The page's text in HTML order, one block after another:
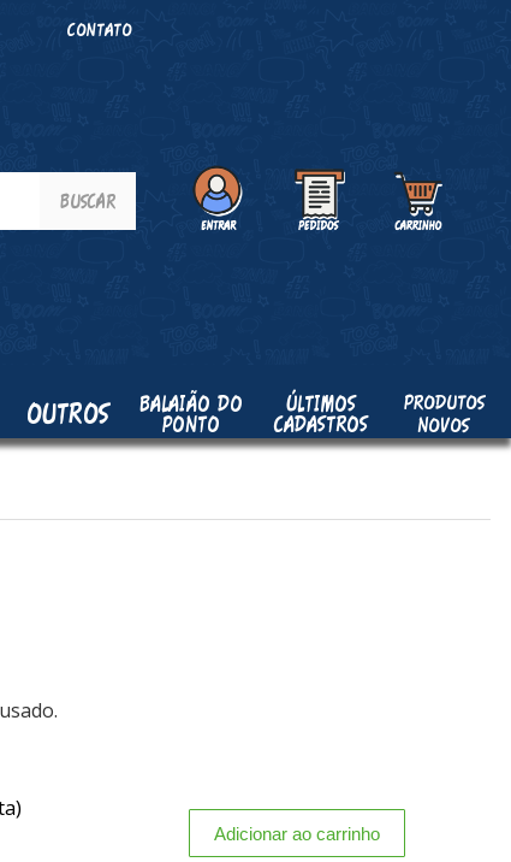
CONTATO
OUTROS BALAIÃO DO
PONTO
ÚLTIMOS
CADASTROS
PRODUTOS
NOVOS